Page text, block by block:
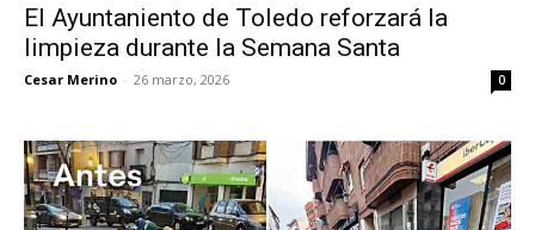
El Ayuntaniento de Toledo reforzará la
limpieza durante la Semana Santa
Cesar Merino - 26 marzo, 2026 0